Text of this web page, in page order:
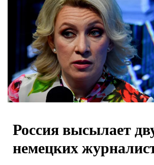
Россия высылает
немецких